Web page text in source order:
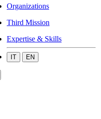
Organizations
Third Mission
Expertise & Skills
IT EN